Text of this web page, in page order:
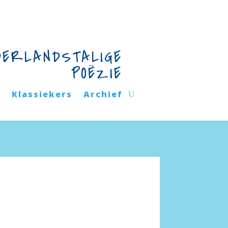
POËZIE
Klassiekers Archief